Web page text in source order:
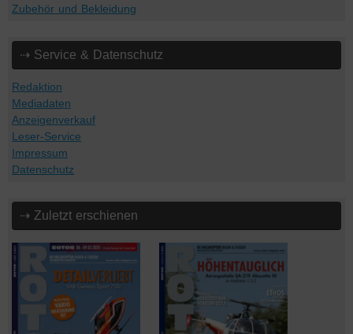
Zubehör und Bekleidung
⇢ Service & Datenschutz
Redaktion
Mediadaten
Anzeigenverkauf
Leser-Service
Impressum
Datenschutz
⇢ Zuletzt erschienen